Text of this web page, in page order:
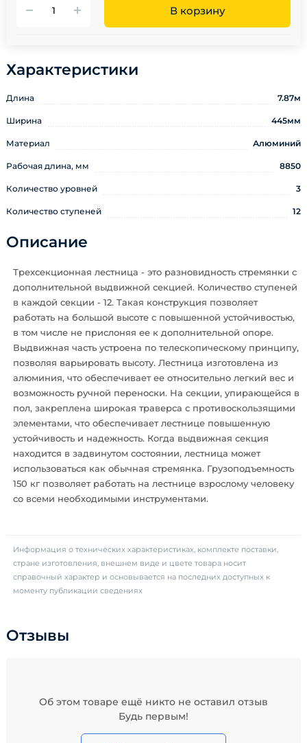
В корзину
Характеристики
Длина 7.87м
Ширина 445мм
Материал Алюминий
Рабочая длина, мм 8850
Количество уровней 3
Количество ступеней 12
Описание
Трехсекционная лестница - это разновидность стремянки с
дополнительной выдвижной секцией. Количество ступеней
в каждой секции - 12. Такая конструкция позволяет
работать на большой высоте с повышенной устойчивостью,
в том числе не прислоняя ее к дополнительной опоре.
Выдвижная часть устроена по телескопическому принципу,
позволяя варьировать высоту. Лестница изготовлена из
алюминия, что обеспечивает ее относительно легкий вес и
возможность ручной переноски. На секции, упирающейся в
пол, закреплена широкая траверса с противоскользящими
элементами, что обеспечивает лестнице повышенную
устойчивость и надежность. Когда выдвижная секция
находится в задвинутом состоянии, лестница может
использоваться как обычная стремянка. Грузоподъемность
150 кг позволяет работать на лестнице взрослому человеку
со всеми необходимыми инструментами.
Информация о технических характеристиках, комплекте поставки,
стране изготовления, внешнем виде и цвете товара носит
справочный характер и основывается на последних доступных к
моменту публикации сведениях
Отзывы
Об этом товаре ещё никто не оставил отзыв
Будь первым!